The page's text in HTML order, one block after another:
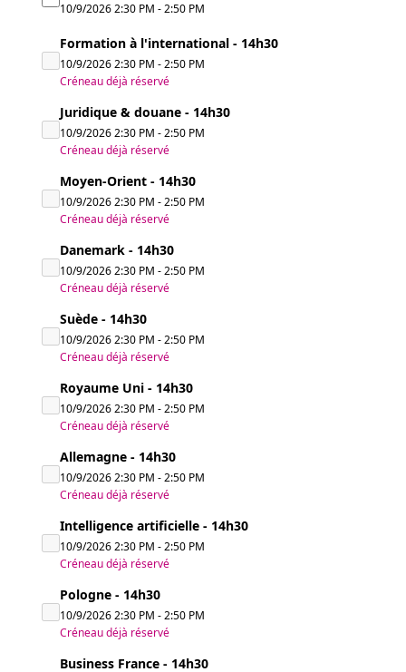
10/9/20262:30 PM -2:50 PM
Formation à l'international - 14h30
10/9/20262:30 PM -2:50 PM
Créneau déjà réservé
Juridique & douane - 14h30
10/9/20262:30 PM -2:50 PM
Créneau déjà réservé
Moyen-Orient - 14h30
10/9/20262:30 PM -2:50 PM
Créneau déjà réservé
Danemark - 14h30
10/9/20262:30 PM -2:50 PM
Créneau déjà réservé
Suède - 14h30
10/9/20262:30 PM -2:50 PM
Créneau déjà réservé
Royaume Uni - 14h30
10/9/20262:30 PM -2:50 PM
Créneau déjà réservé
Allemagne - 14h30
10/9/20262:30 PM -2:50 PM
Créneau déjà réservé
Intelligence artificielle - 14h30
10/9/20262:30 PM -2:50 PM
Créneau déjà réservé
Pologne - 14h30
10/9/20262:30 PM -2:50 PM
Créneau déjà réservé
Business France - 14h30